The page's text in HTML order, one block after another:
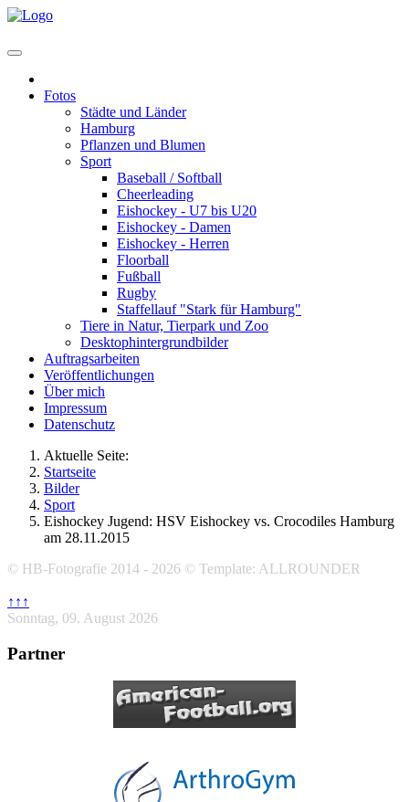
Fotos
Städte und Länder
Hamburg
Pflanzen und Blumen
Sport
Baseball / Softball
Cheerleading
Eishockey - U7 bis U20
Eishockey - Damen
Eishockey - Herren
Floorball
Fußball
Rugby
Staffellauf "Stark für Hamburg"
Tiere in Natur, Tierpark und Zoo
Desktophintergrundbilder
Auftragsarbeiten
Veröffentlichungen
Über mich
Impressum
Datenschutz
Aktuelle Seite:
Startseite
Bilder
Sport
Eishockey Jugend: HSV Eishockey vs. Crocodiles Hamburg
am 28.11.2015
© HB-Fotografie 2014 - 2026 © Template: ALLROUNDER
↑↑↑
Sonntag, 09. August 2026
Partner